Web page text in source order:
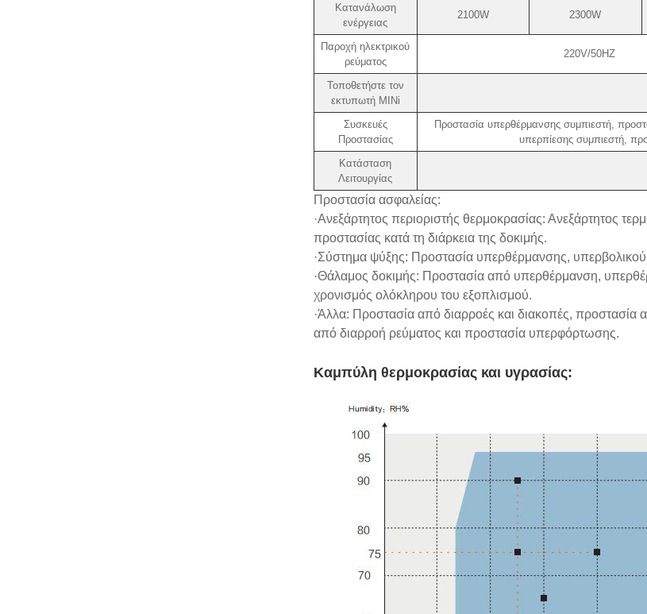
Κατανάλωση
ενέργειας
2100W 2300W
Παροχή ηλεκτρικού
ρεύματος
220V/50HZ
Τοποθετήστε τον
εκτυπωτή MINi
Συσκευές
Προστασίας
Προστασία υπερθέρμανσης συμπιεστή,
υπερπίεσης συμπιεστή,
Κατάσταση
Λειτουργίας
Προστασία ασφαλείας:
·Ανεξάρτητος περιοριστής θερμοκρασίας: Ανεξάρτητος
προστασίας κατά τη διάρκεια της δοκιμής.
·Σύστημα ψύξης: Προστασία υπερθέρμανσης,
·Θάλαμος δοκιμής: Προστασία από υπερθέρμανση,
χρονισμός ολόκληρου του εξοπλισμού.
·Άλλα: Προστασία από διαρροές και διακοπές,
από διαρροή ρεύματος και προστασία υπερφόρτωσης.
Καμπύλη θερμοκρασίας και υγρασίας: